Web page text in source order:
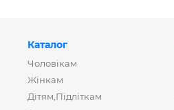
Каталог
Чоловікам
Жінкам
Дітям,Підліткам